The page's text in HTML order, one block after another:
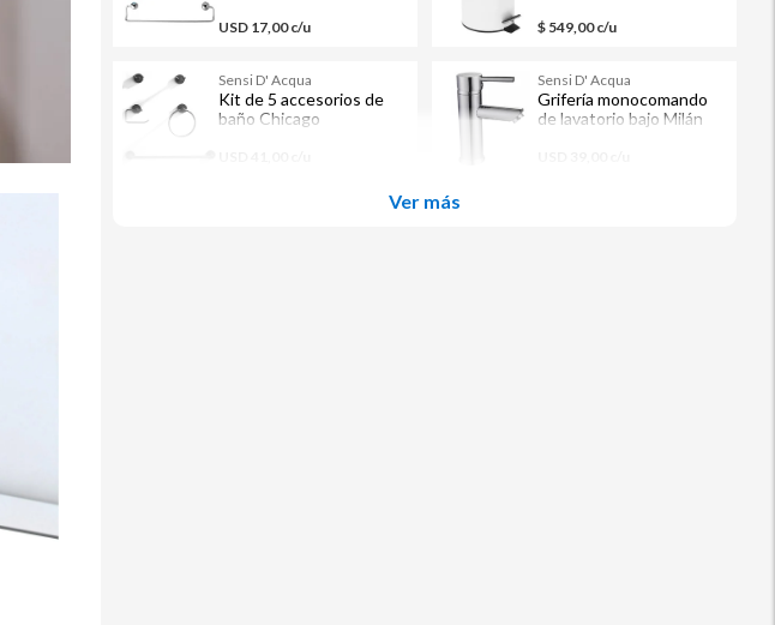
USD 17,00 c/u $ 549,00 c/u
Sensi D' Acqua
Kit de 5 accesorios de
baño Chicago
Sensi D' Acqua
Grifería monocomando
de lavatorio bajo Milán
Ver más